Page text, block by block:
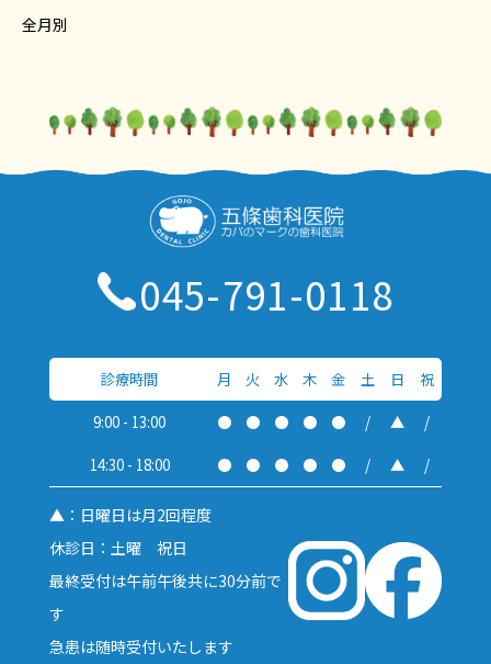
全月別
045-791-0118
診療時間 月 火 水 木 金 土 日 祝
9:00 - 13:00 ● ● ● ● ● / ▲ /
14:30 - 18:00 ● ● ● ● ● / ▲ /
▲：日曜日は月2回程度
休診日：土曜 祝日
最終受付は午前午後共に30分前で
す
急患は随時受付いたします